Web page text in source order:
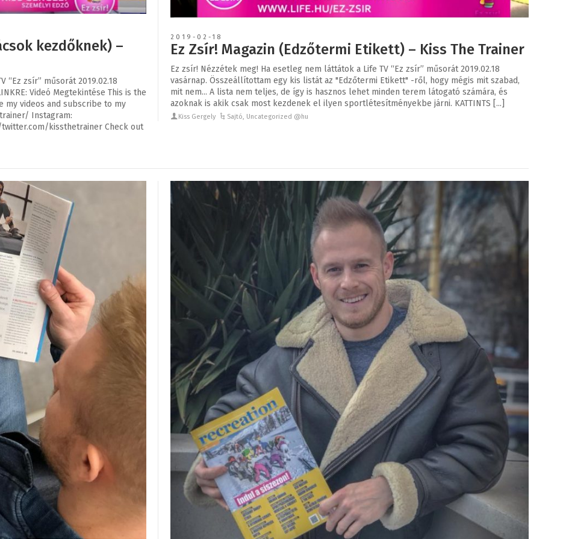
kezdőknek) –
“Ez zsír” műsorát 2019.02.18
Videó Megtekintése This is the
my videos and subscribe to my
Instagram:
kissthetrainer Check out
2019-02-18
Ez Zsír! Magazin (Edzőtermi Etikett) – Kiss The Trainer
Ez zsír! Nézzétek meg! Ha esetleg nem láttátok a Life TV “Ez zsír” műsorát 2019.02.18
vasárnap. Összeállítottam egy kis listát az "Edzőtermi Etikett" -ről, hogy mégis mit szabad,
mit nem... A lista nem teljes, de így is hasznos lehet minden terem látogató számára, és
azoknak is akik csak most kezdenek el ilyen sportlétesítményekbe járni. KATTINTS [...]
Kiss Gergely Sajtó, Uncategorized @hu